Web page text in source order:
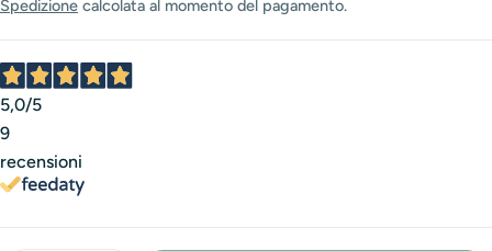
Spedizione calcolata al momento del pagamento.
5,0/5
9
recensioni